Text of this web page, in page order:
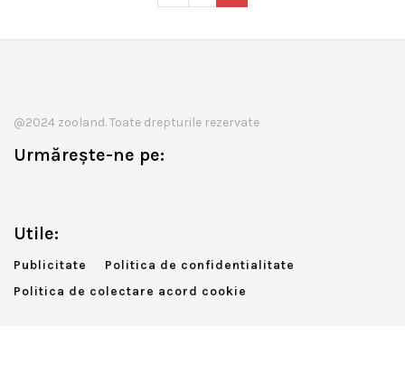
@2024 zooland. Toate drepturile rezervate
Urmărește-ne pe:
Utile:
Publicitate
Politica de confidentialitate
Politica de colectare acord cookie